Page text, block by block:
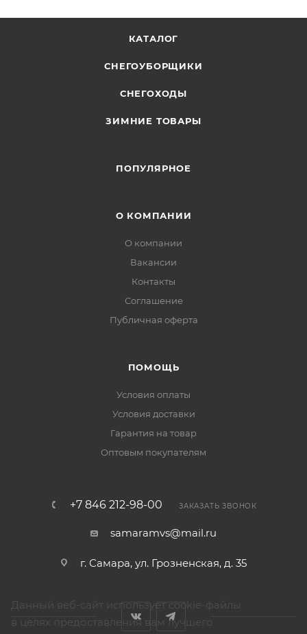
КАТАЛОГ
СНЕГОУБОРЩИКИ
СНЕГОХОДЫ
ЗИМНИЕ ТОВАРЫ
ПОПУЛЯРНОЕ
О КОМПАНИИ
О компании
Вакансии
Контакты
Соглашение
Публичная оферта
ПОМОЩЬ
Условия оплаты
Условия доставки
Гарантия на товар
Оптовым покупателям
+7 846 212-98-00 ЗАКАЗАТЬ ЗВОНОК
samaramvs@mail.ru
г. Самара, ул. Грозненская, д. 35
Данный веб-сайт использует cookie-файлы
в целях предоставления вам лучшего